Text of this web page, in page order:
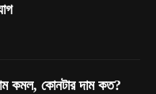
কমল, কোনটার দাম কত?